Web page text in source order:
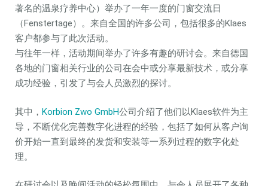
著名的温泉疗养中心）举办了一年一度的门窗交流日
（Fenstertage）。来自全国的许多公司，包括很多的Klaes
客户都参与了此次活动。
与往年一样，活动期间举办了许多有趣的研讨会。来自德国
各地的门窗相关行业的公司在会中或分享最新技术，或分享
成功经验，引发了与会人员激烈的探讨。
其中， Korbion Zwo GmbH公司介绍了他们以Klaes软件为主
导，不断优化完善数字化进程的经验，包括了如何从客户询
价开始一直到最终的发货和安装等一系列过程的数字化处
理。